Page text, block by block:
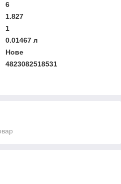
6
1.827
1
0.01467 л
Нове
4823082518531